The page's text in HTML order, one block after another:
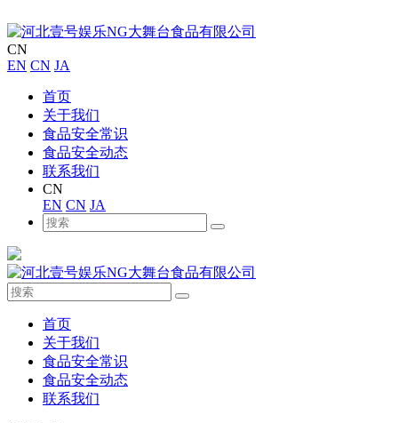
CN
EN CN JA
首页
关于我们
食品安全常识
食品安全动态
联系我们
CN
EN CN JA
首页
关于我们
食品安全常识
食品安全动态
联系我们